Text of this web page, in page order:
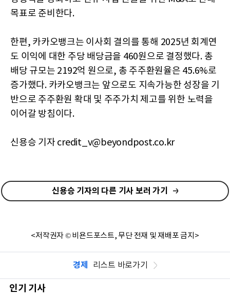
목표로 준비한다.
한편, 카카오뱅크는 이사회 결의를 통해 2025년 회계연
도 이익에 대한 주당 배당금을 460원으로 결정했다. 총
배당 규모는 2192억 원으로, 총 주주환원율은 45.6%로
증가했다. 카카오뱅크는 앞으로도 지속가능한 성장을 기
반으로 주주환원 확대 및 주주가치 제고를 위한 노력을
이어갈 방침이다.
신용승 기자 credit_v@beyondpost.co.kr
신용승 기자의 다른 기사 보러 가기
<저작권자 © 비욘드포스트, 무단 전재 및 재배포 금지>
경제 리스트 바로가기
인기 기사